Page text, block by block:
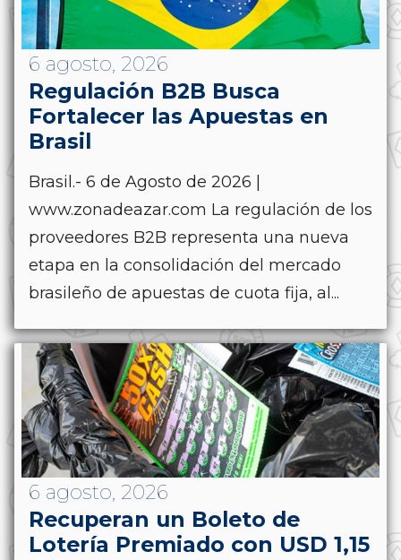
6 agosto, 2026
Regulación B2B Busca
Fortalecer las Apuestas en
Brasil
Brasil.- 6 de Agosto de 2026 |
www.zonadeazar.com La regulación de los
proveedores B2B representa una nueva
etapa en la consolidación del mercado
brasileño de apuestas de cuota fija, al...
6 agosto, 2026
Recuperan un Boleto de
Lotería Premiado con USD 1,15